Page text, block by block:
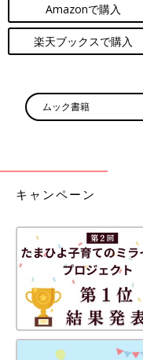
Amazonで購入
楽天ブックスで購入
ムック書籍
キャンペーン